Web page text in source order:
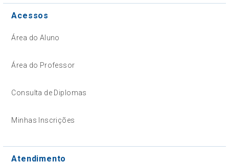
Acessos
Área do Aluno
Área do Professor
Consulta de Diplomas
Minhas Inscrições
Atendimento